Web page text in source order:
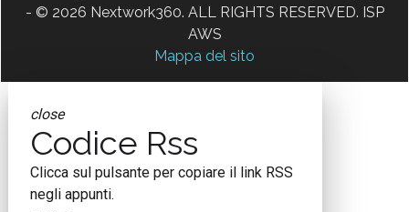
- © 2026 Nextwork360. ALL RIGHTS RESERVED. ISP
AWS
Mappa del sito
close
Codice Rss
Clicca sul pulsante per copiare il link RSS
negli appunti.